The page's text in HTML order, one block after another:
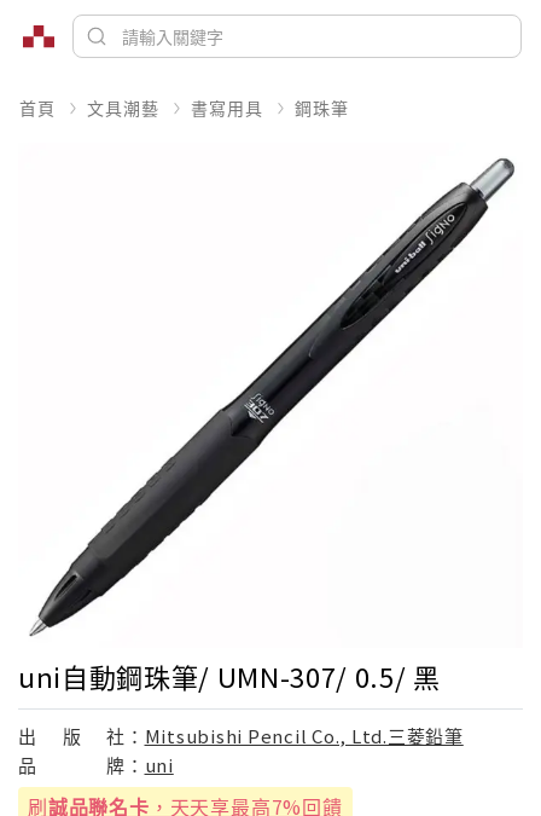
首頁 文具潮藝 書寫用具 鋼珠筆
uni自動鋼珠筆/ UMN-307/ 0.5/ 黑
出 版 社： Mitsubishi Pencil Co., Ltd.三菱鉛筆
品
牌： uni
刷誠品聯名卡 ，天天享最高7%回饋